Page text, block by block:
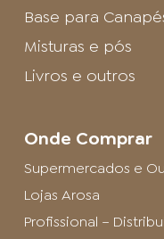
Base para
Misturas e pós
Livros e outros
Onde Comprar
Supermercados e
Lojas Arosa
Profissional –